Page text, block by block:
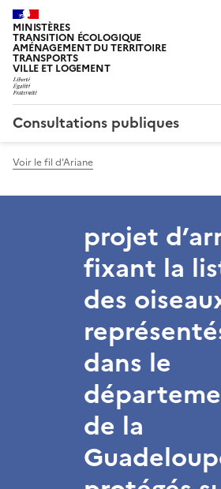
MINISTÈRES
TRANSITION ÉCOLOGIQUE
AMÉNAGEMENT DU TERRITOIRE
TRANSPORTS
VILLE ET LOGEMENT
Consultations publiques
Voir le fil d'Ariane
projet
fixant la
des
dans le
de la